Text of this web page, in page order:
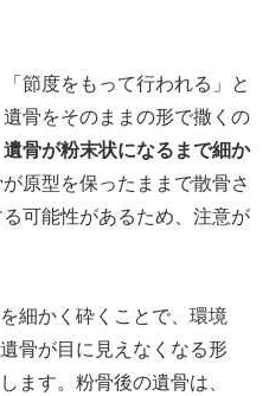
節度をもって行われる」と
骨をそのままの形で撒くの
骨が粉末状になるまで細か
原型を保ったままで散骨さ
可能性があるため、注意が
細かく砕くことで、環境
骨が目に見えなくなる形
ます。粉骨後の遺骨は、